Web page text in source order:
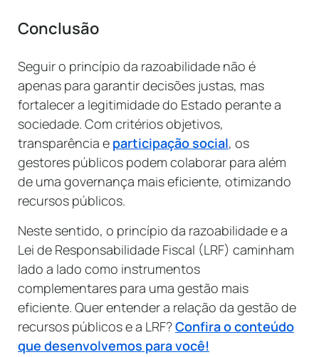
Conclusão
Seguir o princípio da razoabilidade não é
apenas para garantir decisões justas, mas
fortalecer a legitimidade do Estado perante a
sociedade. Com critérios objetivos,
transparência e participação social, os
gestores públicos podem colaborar para além
de uma governança mais eficiente, otimizando
recursos públicos.
Neste sentido, o princípio da razoabilidade e a
Lei de Responsabilidade Fiscal (LRF) caminham
lado a lado como instrumentos
complementares para uma gestão mais
eficiente. Quer entender a relação da gestão de
recursos públicos e a LRF?Confira o conteúdo
que desenvolvemos para você!